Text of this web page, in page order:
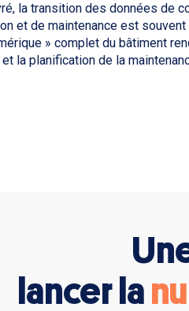
la transition des données de
et de maintenance est
» complet du bâtiment
la planification de la
lancer la